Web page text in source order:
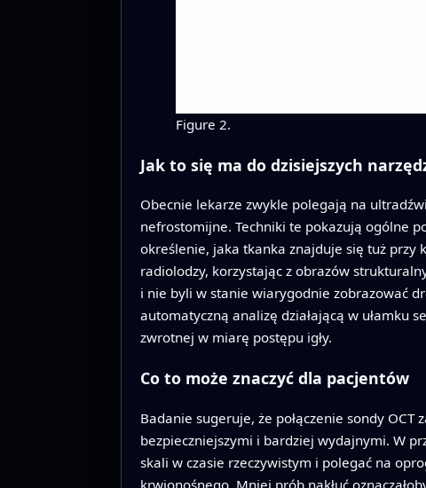
Figure 2.
Jak to się ma do dzisiejszych
Obecnie lekarze zwykle polegają na
nefrostomijne. Techniki te pokazują ogólne
określenie, jaka tkanka znajduje się tuż przy
radiolodzy, korzystając z obrazów
i nie byli w stanie wiarygodnie zobrazować
automatyczną analizę działającą w ułamku
zwrotnej w miarę postępu igły.
Co to może znaczyć dla pacjentów
Badanie sugeruje, że połączenie sondy
bezpieczniejszymi i bardziej wydajnymi. W
skali w czasie rzeczywistym i polegać na
krwionośnego. Mniej prób nakłuć